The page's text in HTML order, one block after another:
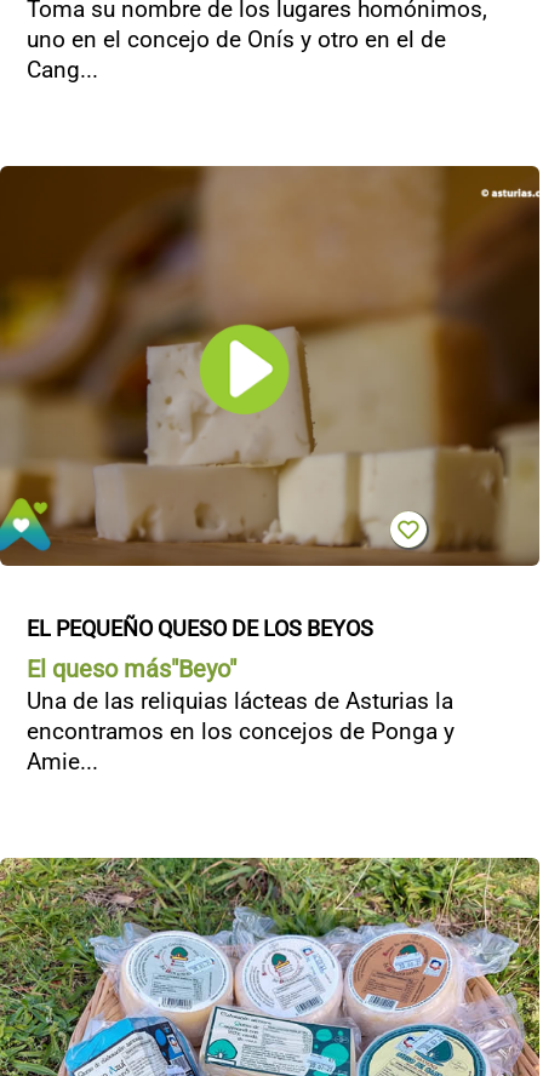
Toma su nombre de los lugares homónimos,
uno en el concejo de Onís y otro en el de
Cang...
EL PEQUEÑO QUESO DE LOS BEYOS
El queso más"Beyo"
Una de las reliquias lácteas de Asturias la
encontramos en los concejos de Ponga y
Amie...